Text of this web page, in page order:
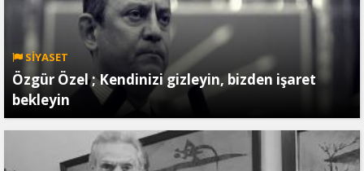
SİYASET
Özgür Özel ; Kendinizi gizleyin, bizden işaret
bekleyin